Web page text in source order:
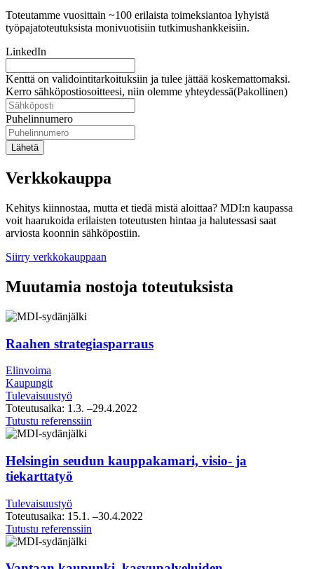
Toteutamme vuosittain ~100 erilaista toimeksiantoa lyhyistä
työpajatoteutuksista monivuotisiin tutkimushankkeisiin.
LinkedIn
Kenttä on validointitarkoituksiin ja tulee jättää koskemattomaksi.
Kerro sähköpostiosoitteesi, niin olemme yhteydessä(Pakollinen)
Puhelinnumero
Lähetä
Verkkokauppa
Kehitys kiinnostaa, mutta et tiedä mistä aloittaa? MDI:n kaupassa
voit haarukoida erilaisten toteutusten hintaa ja halutessasi saat
arviosta koonnin sähköpostiin.
Siirry verkkokauppaan
Muutamia nostoja toteutuksista
Raahen strategiasparraus
Elinvoima
Kaupungit
Tulevaisuustyö
Toteutusaika: 1.3. –29.4.2022
Tutustu referenssiin
Helsingin seudun kauppakamari, visio- ja
tiekarttatyö
Tulevaisuustyö
Toteutusaika: 15.1. –30.4.2022
Tutustu referenssiin
visio-